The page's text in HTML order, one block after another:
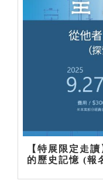
【特展限定走
的歷史記憶 (報